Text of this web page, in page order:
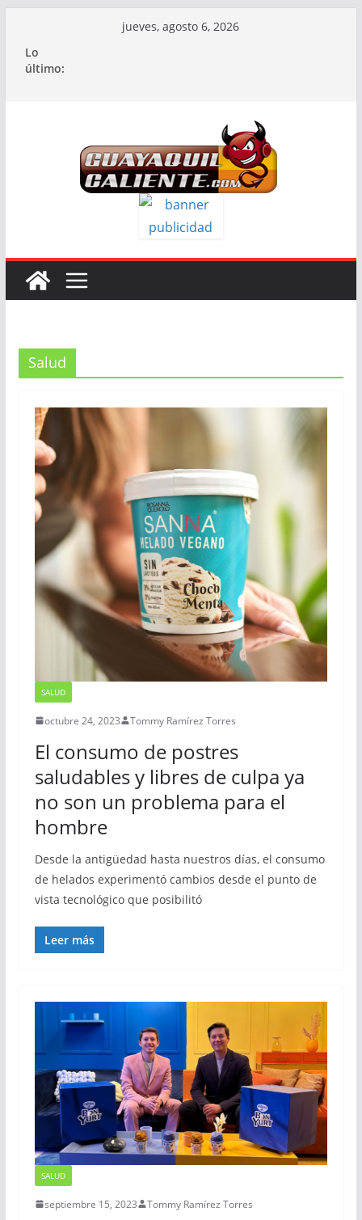
contenido
jueves, agosto 6, 2026
Lo
último:
Salud
SALUD
octubre 24, 2023 Tommy Ramírez Torres
El consumo de postres
saludables y libres de culpa ya
no son un problema para el
hombre
Desde la antigüedad hasta nuestros días, el consumo
de helados experimentó cambios desde el punto de
vista tecnológico que posibilitó
Leer más
SALUD
septiembre 15, 2023 Tommy Ramírez Torres